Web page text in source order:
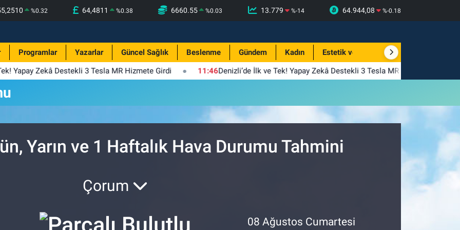
%0.32 64,4811 %0.38 6660.55 %0.03 13.779 %-14 64.944,08 %-0.18
Programlar Yazarlar Güncel Sağlık Beslenme Gündem Kadın Estetik ve Güzellik
Yapay Zekâ Destekli 3 Tesla MR Hizmete Girdi 11:46Denizli’de İlk ve Tek! Yapay Zekâ Destekli 3 Tesla MR Hizmete Girdi
Yarın ve 1 Haftalık Hava Durumu Tahmini
Çorum
08 Ağustos Cumartesi